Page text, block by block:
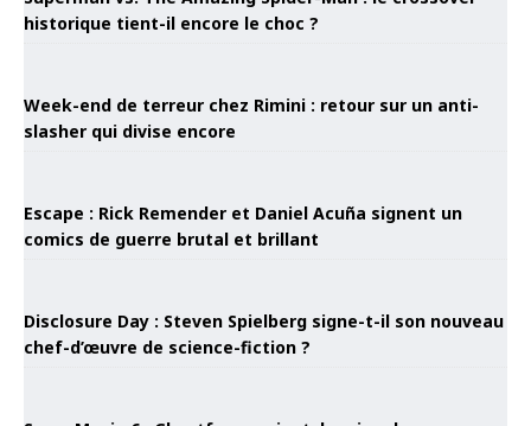
historique tient-il encore le choc ?
Week-end de terreur chez Rimini : retour sur un anti-
slasher qui divise encore
Escape : Rick Remender et Daniel Acuña signent un
comics de guerre brutal et brillant
Disclosure Day : Steven Spielberg signe-t-il son nouveau
chef-d’œuvre de science-fiction ?